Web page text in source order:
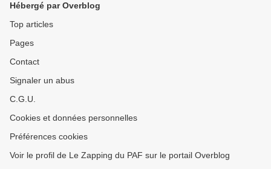
Hébergé par Overblog
Top articles
Pages
Contact
Signaler un abus
C.G.U.
Cookies et données personnelles
Préférences cookies
Voir le profil de Le Zapping du PAF sur le portail Overblog